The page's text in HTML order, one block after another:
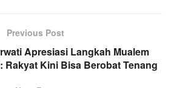
Previous Post
Apresiasi Langkah Mualem
Rakyat Kini Bisa Berobat Tenang